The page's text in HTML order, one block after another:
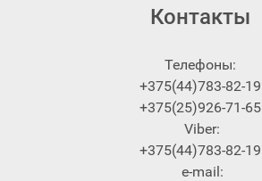
Контакты
Телефоны:
+375(44)783-82-19
+375(25)926-71-65
Viber:
+375(44)783-82-19
e-mail: